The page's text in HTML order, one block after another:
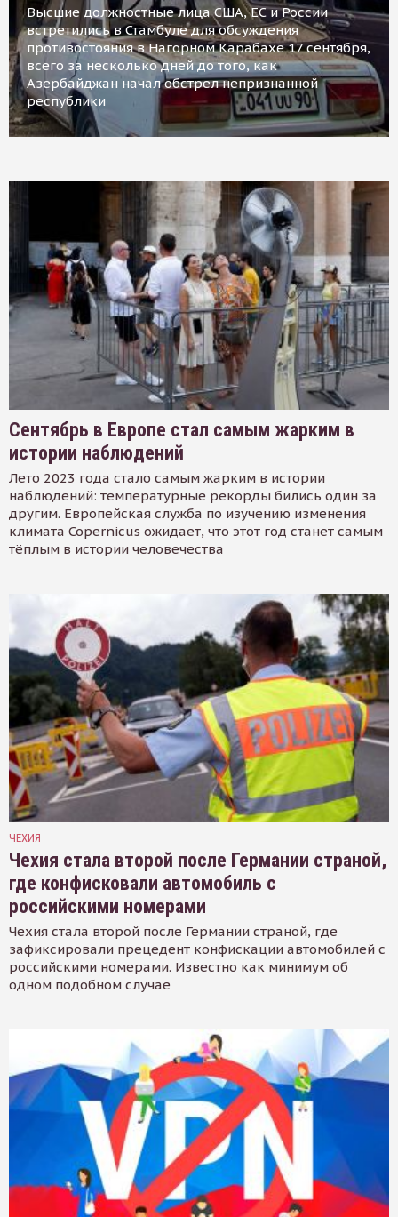
Высшие должностные лица США, ЕС и России
встретились в Стамбуле для обсуждения
противостояния в Нагорном Карабахе 17 сентября,
всего за несколько дней до того, как
Азербайджан начал обстрел непризнанной
республики
Сентябрь в Европе стал самым жарким в
истории наблюдений
Лето 2023 года стало самым жарким в истории
наблюдений: температурные рекорды бились один за
другим. Европейская служба по изучению изменения
климата Copernicus ожидает, что этот год станет самым
тёплым в истории человечества
ЧЕХИЯ
Чехия стала второй после Германии страной,
где конфисковали автомобиль с
российскими номерами
Чехия стала второй после Германии страной, где
зафиксировали прецедент конфискации автомобилей с
российскими номерами. Известно как минимум об
одном подобном случае